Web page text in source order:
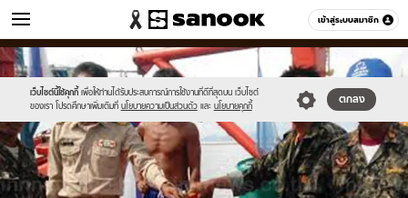
เข้าสู่ระบบสมาชิก
ข่าว หมวดอื่นๆ
เว็บไซต์นี้ใช้คุกกี้ เพื่อให้ท่านได้รับประสบการณ์การใช้งานที่ดีที่สุดบน เว็บไซต์
ของเรา โปรดศึกษาเพิ่มเติมที่ นโยบายความเป็นส่วนตัว และ นโยบายคุกกี้
ตกลง
Sanook
//s.isanook.com/sr/0/images/logo-
new-
sanook.png
600
60
//s.isanook.com/ns/0/ud/361/1808670/623398-
01.jpg